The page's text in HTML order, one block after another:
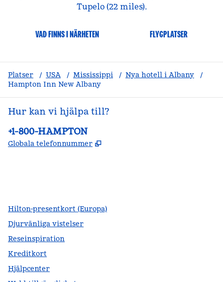
Tupelo (22 miles).
VAD FINNS I NÄRHETEN FLYGPLATSER
Platser / USA / Mississippi / Nya hotell i Albany
/
Hampton Inn New Albany
Hur kan vi hjälpa till?
Telefon:
+1-800-HAMPTON
Globala telefonnummer ,
Hilton-presentkort (Europa)
Djurvänliga vistelser
Reseinspiration
Kreditkort
Hjälpcenter